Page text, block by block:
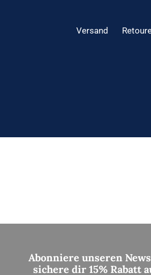
Versand
Abonniere unseren
sichere dir 15% Rabatt